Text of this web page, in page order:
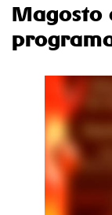
Magosto